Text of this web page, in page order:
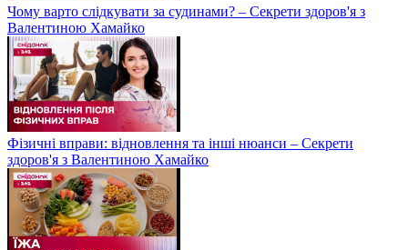
Чому варто слідкувати за судинами? – Секрети здоров'я з
Валентиною Хамайко
Фізичні вправи: відновлення та інші нюанси – Секрети
здоров'я з Валентиною Хамайко